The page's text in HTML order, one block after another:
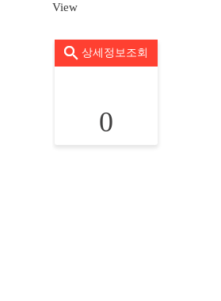
View
상세정보조회
0